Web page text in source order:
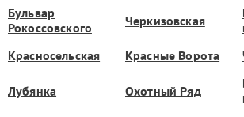
Бульвар
Рокоссовского
Черкизовская
Красносельская
Красные Ворота
Лубянка Охотный Ряд